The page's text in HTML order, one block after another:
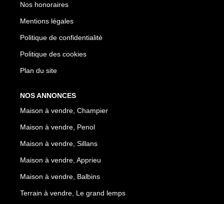
Nos honoraires
Mentions légales
Politique de confidentialité
Politique des cookies
Plan du site
NOS ANNONCES
Maison à vendre, Champier
Maison à vendre, Penol
Maison à vendre, Sillans
Maison à vendre, Apprieu
Maison à vendre, Balbins
Terrain à vendre, Le grand lemps